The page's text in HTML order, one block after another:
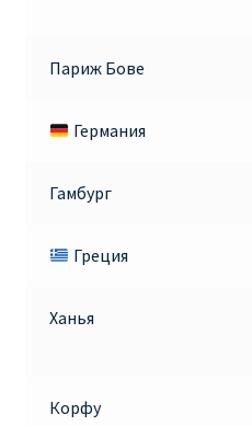
Париж Бове
Германия
Гамбург
Греция
Ханья
Корфу